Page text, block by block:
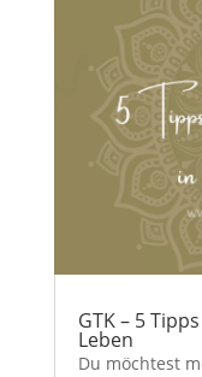
GTK – 5
Leben
Du möchtest